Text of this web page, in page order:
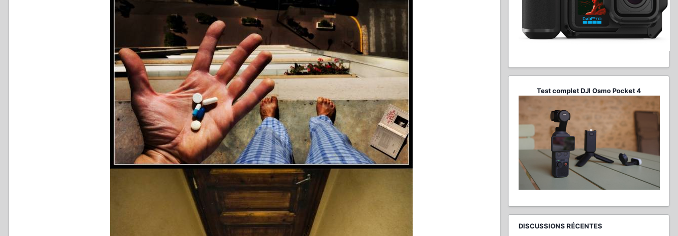
Test complet DJI Osmo Pocket 4
DISCUSSIONS RÉCENTES